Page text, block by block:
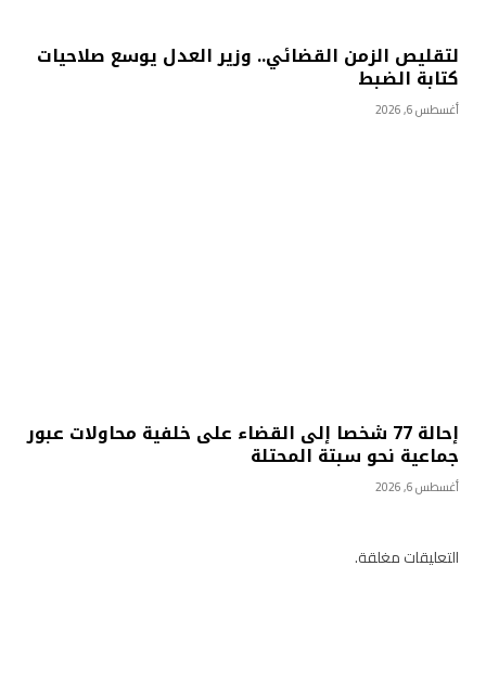
لتقليص الزمن القضائي.. وزير العدل يوسع صلاحيات
كتابة الضبط
أغسطس 6, 2026
إحالة 77 شخصا إلى القضاء على خلفية محاولات عبور
جماعية نحو سبتة المحتلة
أغسطس 6, 2026
التعليقات مغلقة.